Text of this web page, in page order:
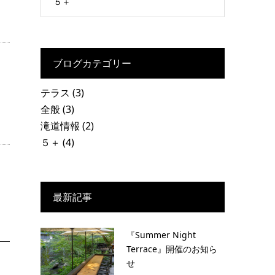
ブログカテゴリー
テラス (3)
全般(3)
滝道情報 (2)
５＋ (4)
最新記事
『Summer Night
Terrace』開催のお知ら
せ